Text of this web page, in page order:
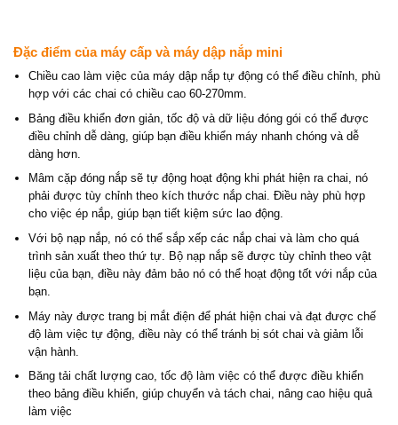
Đặc điểm của máy cấp và máy dập nắp mini
Chiều cao làm việc của máy dập nắp tự động có thể điều chỉnh, phù
hợp với các chai có chiều cao 60-270mm.
Bảng điều khiển đơn giản, tốc độ và dữ liệu đóng gói có thể được
điều chỉnh dễ dàng, giúp bạn điều khiển máy nhanh chóng và dễ
dàng hơn.
Mâm cặp đóng nắp sẽ tự động hoạt động khi phát hiện ra chai, nó
phải được tùy chỉnh theo kích thước nắp chai. Điều này phù hợp
cho việc ép nắp, giúp bạn tiết kiệm sức lao động.
Với bộ nạp nắp, nó có thể sắp xếp các nắp chai và làm cho quá
trình sản xuất theo thứ tự. Bộ nạp nắp sẽ được tùy chỉnh theo vật
liệu của bạn, điều này đảm bảo nó có thể hoạt động tốt với nắp của
bạn.
Máy này được trang bị mắt điện để phát hiện chai và đạt được chế
độ làm việc tự động, điều này có thể tránh bị sót chai và giảm lỗi
vận hành.
Băng tải chất lượng cao, tốc độ làm việc có thể được điều khiển
theo bảng điều khiển, giúp chuyển và tách chai, nâng cao hiệu quả
làm việc